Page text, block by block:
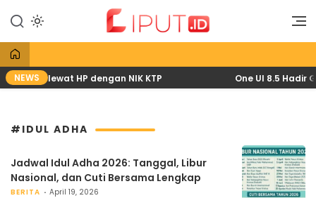
konten
Liput
Liputan Digital
NEWS
2026 lewat HP dengan NIK KTP One UI 8.5 Hadir
#IDUL ADHA
Jadwal Idul Adha 2026: Tanggal, Libur
Nasional, dan Cuti Bersama Lengkap
BERITA April 19, 2026